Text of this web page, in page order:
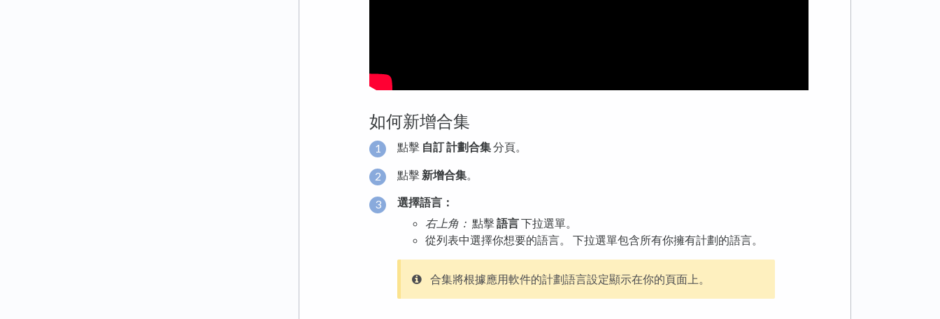
如何新增合集
點擊 自訂計劃合集分頁。
點擊 新增合集。
選擇語言：
右上角： 點擊 語言下拉選單。
從列表中選擇你想要的語言。 下拉選單包含所有你擁有計劃的語言。
合集將根據應用軟件的計劃語言設定顯示在你的頁面上。